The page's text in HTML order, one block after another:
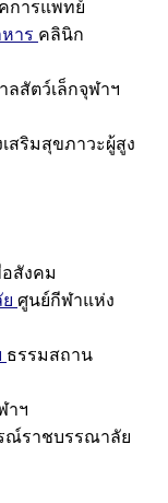
การแพทย์
าร คลินิก
ลสัตว์เล็กจุฬาฯ
สริมสุขภาวะผู้สูง
สังคม
ศูนย์กีฬาแห่ง
ธรรมสถาน
าฯ
ณ์ราชบรรณาลัย